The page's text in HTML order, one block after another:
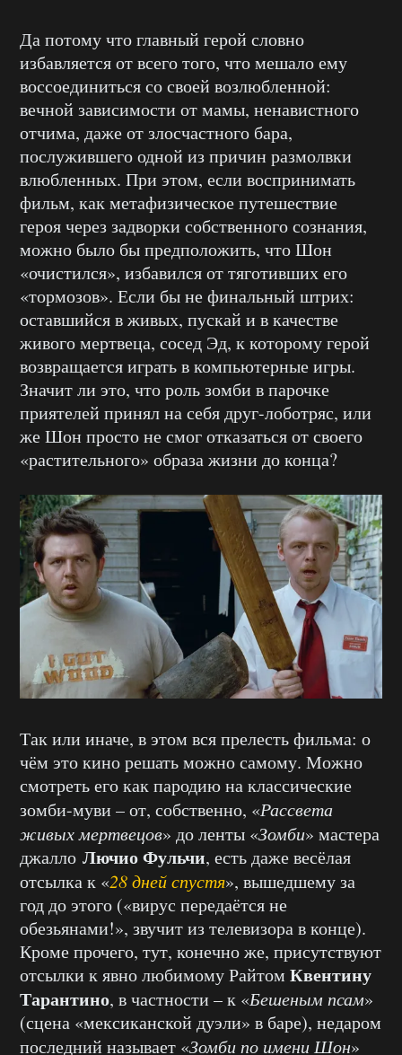
Да потому что главный герой словно
избавляется от всего того, что мешало ему
воссоединиться со своей возлюбленной:
вечной зависимости от мамы, ненавистного
отчима, даже от злосчастного бара,
послужившего одной из причин размолвки
влюбленных. При этом, если воспринимать
фильм, как метафизическое путешествие
героя через задворки собственного сознания,
можно было бы предположить, что Шон
«очистился», избавился от тяготивших его
«тормозов». Если бы не финальный штрих:
оставшийся в живых, пускай и в качестве
живого мертвеца, сосед Эд, к которому герой
возвращается играть в компьютерные игры.
Значит ли это, что роль зомби в парочке
приятелей принял на себя друг-лоботряс, или
же Шон просто не смог отказаться от своего
«растительного» образа жизни до конца?
Так или иначе, в этом вся прелесть фильма: о
чём это кино решать можно самому. Можно
смотреть его как пародию на классические
зомби-муви – от, собственно, «Рассвета
живых мертвецов» до ленты «Зомби» мастера
джалло Лючио Фульчи, есть даже весёлая
отсылка к «28 дней спустя», вышедшему за
год до этого («вирус передаётся не
обезьянами!», звучит из телевизора в конце).
Кроме прочего, тут, конечно же, присутствуют
отсылки к явно любимому Райтом Квентину
Тарантино, в частности – к «Бешеным псам»
(сцена «мексиканской дуэли» в баре), недаром
последний называет «Зомби по имени Шон»